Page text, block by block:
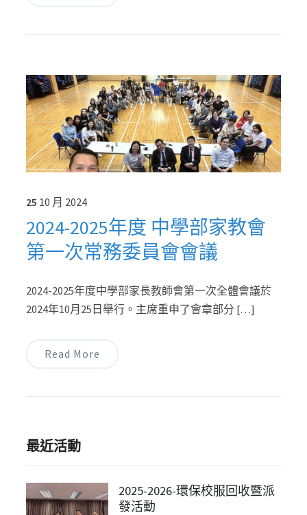
25 10 月 2024
2024-2025年度 中學部家教會
第一次常務委員會會議
2024-2025年度中學部家長教師會第一次全體會議於
2024年10月25日舉行。主席重申了會章部分 […]
Read More
最近活動
2025-2026-環保校服回收暨派
發活動